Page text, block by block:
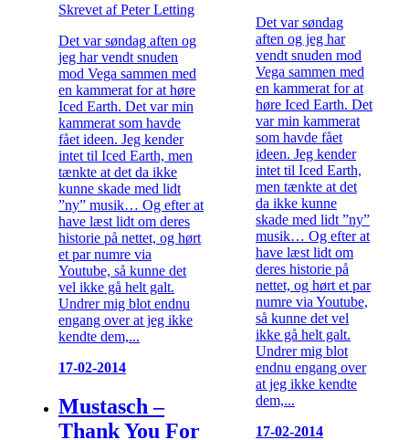
Skrevet af Peter Letting
Det var søndag aften og
jeg har vendt snuden
mod Vega sammen med
en kammerat for at høre
Iced Earth. Det var min
kammerat som havde
fået ideen. Jeg kender
intet til Iced Earth, men
tænkte at det da ikke
kunne skade med lidt
”ny” musik… Og efter at
have læst lidt om deres
historie på nettet, og hørt
et par numre via
Youtube, så kunne det
vel ikke gå helt galt.
Undrer mig blot endnu
engang over at jeg ikke
kendte dem,...
17-02-2014
Mustasch –
Thank You For
Det var søndag
aften og jeg har
vendt snuden mod
Vega sammen med
en kammerat for at
høre Iced Earth. Det
var min kammerat
som havde fået
ideen. Jeg kender
intet til Iced Earth,
men tænkte at det
da ikke kunne
skade med lidt ”ny”
musik… Og efter at
have læst lidt om
deres historie på
nettet, og hørt et par
numre via Youtube,
så kunne det vel
ikke gå helt galt.
Undrer mig blot
endnu engang over
at jeg ikke kendte
dem,...
17-02-2014